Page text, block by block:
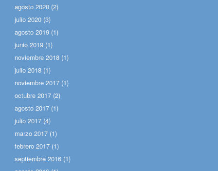
agosto 2020 (2)
julio 2020 (3)
agosto 2019 (1)
junio 2019 (1)
noviembre 2018 (1)
julio 2018 (1)
noviembre 2017 (1)
octubre 2017 (2)
agosto 2017 (1)
julio 2017 (4)
marzo 2017 (1)
febrero 2017 (1)
septiembre 2016 (1)